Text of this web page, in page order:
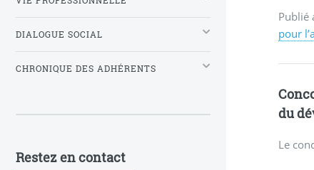
Publié
pour
du
Le
DIALOGUE SOCIAL
CHRONIQUE DES ADHÉRENTS
Restez en contact